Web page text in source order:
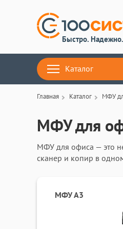
Быстро.
Каталог
Главная Каталог МФУ
МФУ для
МФУ для офиса — это
сканер и копир в
офиса, вы получите
МФУ А3